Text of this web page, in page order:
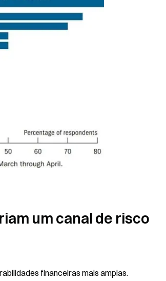
um canal de risco
financeiras mais amplas.